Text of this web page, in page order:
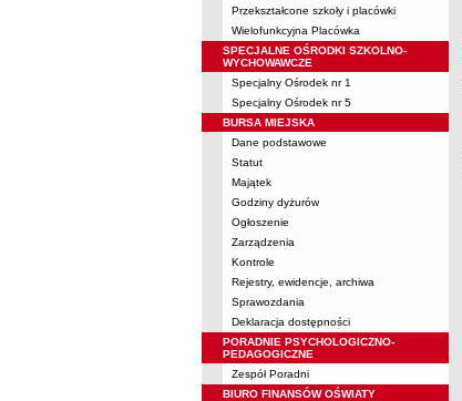
Przekształcone szkoły i placówki
Wielofunkcyjna Placówka
SPECJALNE OŚRODKI SZKOLNO-
WYCHOWAWCZE
Specjalny Ośrodek nr 1
Specjalny Ośrodek nr 5
BURSA MIEJSKA
Dane podstawowe
Statut
Majątek
Godziny dyżurów
Ogłoszenie
Zarządzenia
Kontrole
Rejestry, ewidencje, archiwa
Sprawozdania
Deklaracja dostępności
PORADNIE PSYCHOLOGICZNO-
PEDAGOGICZNE
Zespół Poradni
BIURO FINANSÓW OŚWIATY